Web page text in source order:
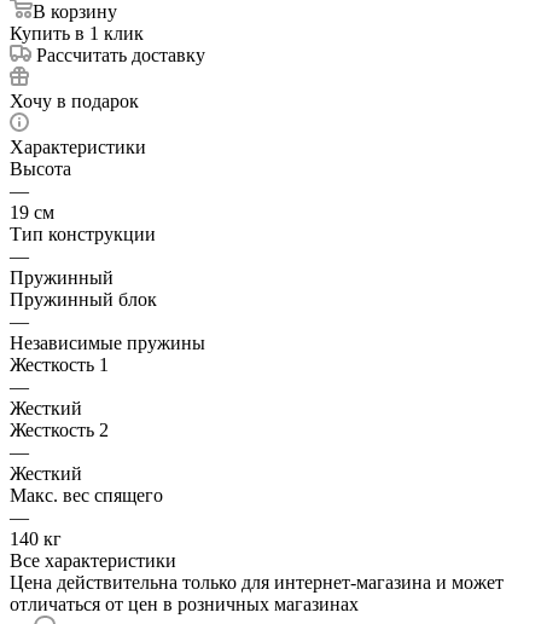
В корзину
Купить в 1 клик
Рассчитать доставку
Хочу в подарок
Характеристики
Высота
—
19 см
Тип конструкции
—
Пружинный
Пружинный блок
—
Независимые пружины
Жесткость 1
—
Жесткий
Жесткость 2
—
Жесткий
Макс. вес спящего
—
140 кг
Все характеристики
Цена действительна только для интернет-магазина и может
отличаться от цен в розничных магазинах